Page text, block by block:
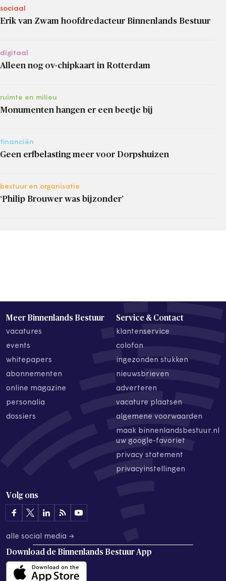
sociaal
Erik van Zwam hoofdredacteur Binnenlands Bestuur
digitaal
Alleen nog ov-chipkaart in Rotterdam
ruimte en milieu
Monumenten hangen er een beetje bij
financiën
Geen erfbelasting meer voor Dorpshuizen
bestuur en organisatie
‘Philip Brouwer was bijzonder’
Meer Binnenlands Bestuur
vacatures
events
whitepapers
abonnementen
online magazine
personalia
dossiers
Service & Contact
klantenservice
colofon
ingezonden stukken
nieuwsbrieven
adverteren
vacature plaatsen
algemene voorwaarden
maak binnenlandsbestuur.nl
uw google-favoriet
privacy statement
privacyinstellingen
Volg ons
alle social media →
Download de Binnenlands Bestuur App